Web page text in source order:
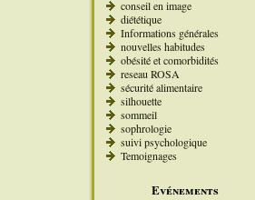
conseil en image
diététique
Informations générales
nouvelles habitudes
obésité et comorbidités
reseau ROSA
sécurité alimentaire
silhouette
sommeil
sophrologie
suivi psychologique
Temoignages
Evénements